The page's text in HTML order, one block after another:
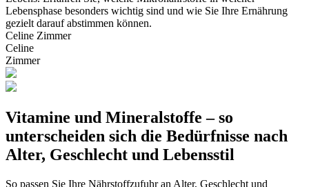
Lebensphase besonders wichtig sind und wie Sie Ihre Ernährung
gezielt darauf abstimmen können.
Celine Zimmer
Celine
Zimmer
Vitamine und Mineralstoffe – so
unterscheiden sich die Bedürfnisse nach
Alter, Geschlecht und Lebensstil
So passen Sie Ihre Nährstoffzufuhr an Alter, Geschlecht und